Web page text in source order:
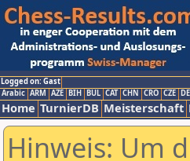
Logged on: Gast
Arabic ARM AZE BIH BUL CAT CHN CRO CZE
Home TurnierDB Meisterschaft
Hinweis: Um